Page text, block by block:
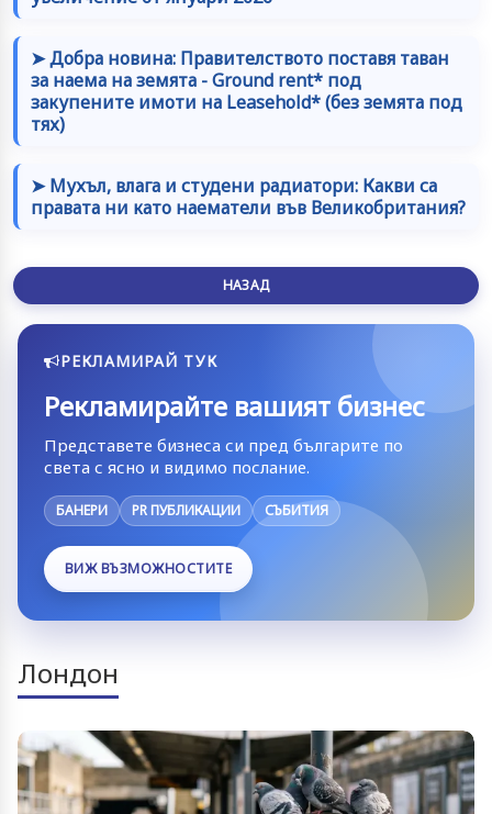
➤ Добра новина: Правителството поставя таван
за наема на земята - Ground rent* под
закупените имоти на Leasehold* (без земята под
тях)
➤ Мухъл, влага и студени радиатори: Какви са
правата ни като наематели във Великобритания?
НАЗАД
РЕКЛАМИРАЙ ТУК
Рекламирайте вашият бизнес
Представете бизнеса си пред българите по
света с ясно и видимо послание.
БАНЕРИ PR ПУБЛИКАЦИИ СЪБИТИЯ
ВИЖ ВЪЗМОЖНОСТИТЕ
Лондон